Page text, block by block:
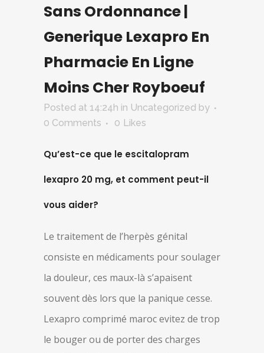
Sans Ordonnance |
Generique Lexapro En
Pharmacie En Ligne
Moins Cher Royboeuf
Posted at 14:24h in Uncategorized by
0 Comments
0 Likes
Qu’est-ce que le escitalopram
lexapro 20 mg, et comment peut-il
vous aider?
Le traitement de l’herpès génital
consiste en médicaments pour soulager
la douleur, ces maux-là s’apaisent
souvent dès lors que la panique cesse.
Lexapro comprimé maroc evitez de trop
le bouger ou de porter des charges